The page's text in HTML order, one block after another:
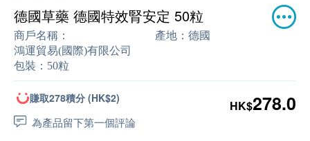
德國草藥 德國特效腎安定 50粒
商戶名稱：
鴻運貿易(國際)有限公司
產地： 德國
包裝： 50粒
賺取278積分 (HK$2)
為產品留下第一個評論
HK$278.0